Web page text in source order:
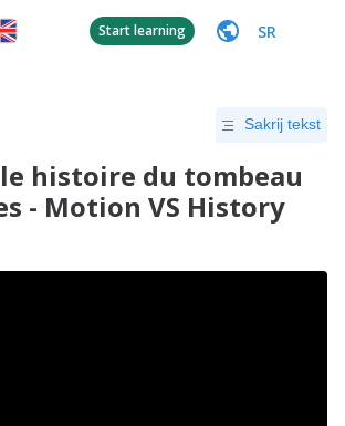
Start learning SR
Sakrij tekst
histoire du tombeau
- Motion VS History